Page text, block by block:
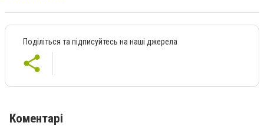
Поділіться та підписуйтесь на наші джерела
Коментарі